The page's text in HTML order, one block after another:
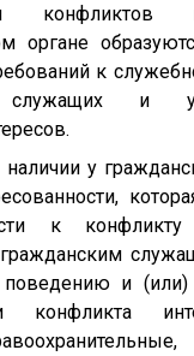
органе
к
служащих и
у
к конфликту
и (или)
конфликта